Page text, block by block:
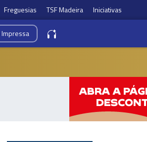
Freguesias TSF Madeira Iniciativas
Impressa